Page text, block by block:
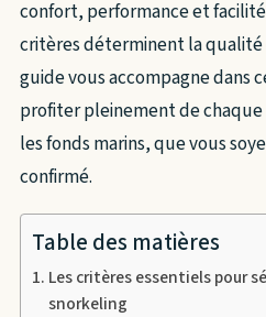
confort, performance et
critères déterminent la qualité
guide vous accompagne dans
profiter pleinement de
les fonds marins, que vous
confirmé.
Table des matières
Les critères essentiels pour
snorkeling